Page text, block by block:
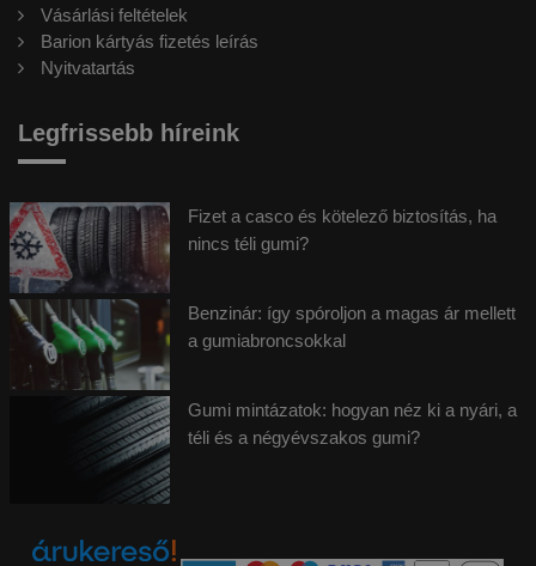
Vásárlási feltételek
Barion kártyás fizetés leírás
Nyitvatartás
Legfrissebb híreink
Fizet a casco és kötelező biztosítás, ha
nincs téli gumi?
Benzinár: így spóroljon a magas ár mellett
a gumiabroncsokkal
Gumi mintázatok: hogyan néz ki a nyári, a
téli és a négyévszakos gumi?